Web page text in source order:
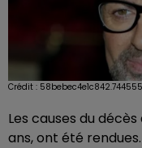
Crédit :
Les causes du
ans, ont été rendues.